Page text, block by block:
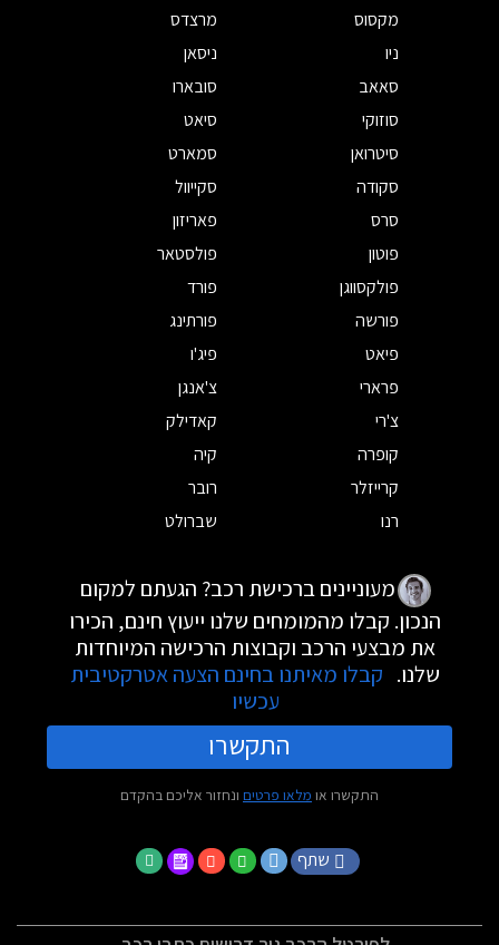
מקסוס
מרצדס
ניו
ניסאן
סאאב
סובארו
סוזוקי
סיאט
סיטרואן
סמארט
סקודה
סקייוול
סרס
פאריזון
פוטון
פולסטאר
פולקסווגן
פורד
פורשה
פורתינג
פיאט
פיג'ו
פרארי
צ'אנגן
צ'רי
קאדילק
קופרה
קיה
קרייזלר
רובר
רנו
שברולט
מעוניינים ברכישת רכב? הגעתם למקום
הנכון. קבלו מהמומחים שלנו ייעוץ חינם, הכירו
את מבצעי הרכב וקבוצות הרכישה המיוחדות
שלנו. קבלו מאיתנו בחינם הצעה אטרקטיבית
עכשיו
התקשרו
התקשרו או מלאו פרטים ונחזור אליכם בהקדם
שתף